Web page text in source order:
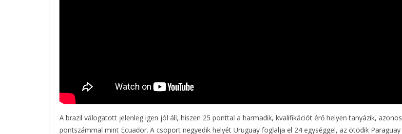
A brazil válogatott jelenleg igen jól áll, hiszen 25 ponttal a harmadik, kvalifikációt érő helyen tanyázik, azonos
pontszámmal mint Ecuador. A csoport negyedik helyét Uruguay foglalja el 24 egységgel, az ötödik Paraguay